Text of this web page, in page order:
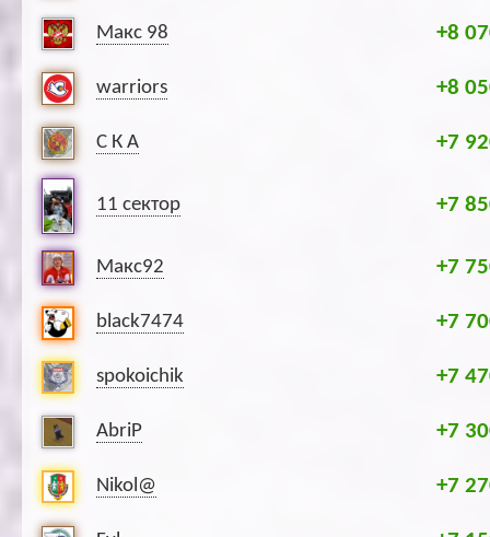
Макс 98 +8
warriors +8
С К А +7
11 сектор +7
Макс92 +7
black7474 +7
spokoichik +7
AbriP +7
Nikol@ +7